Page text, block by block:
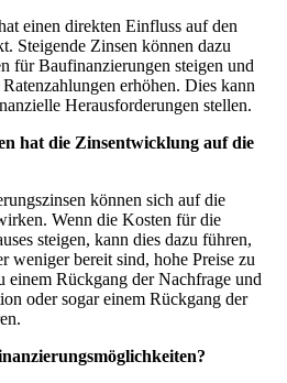
einen direkten Einfluss auf den
Steigende Zinsen können dazu
für Baufinanzierungen steigen und
erhöhen. Dies kann
Herausforderungen stellen.
hat die Zinsentwicklung auf die
können sich auf die
Wenn die Kosten für die
steigen, kann dies dazu führen,
weniger bereit sind, hohe Preise zu
einem Rückgang der Nachfrage und
oder sogar einem Rückgang der